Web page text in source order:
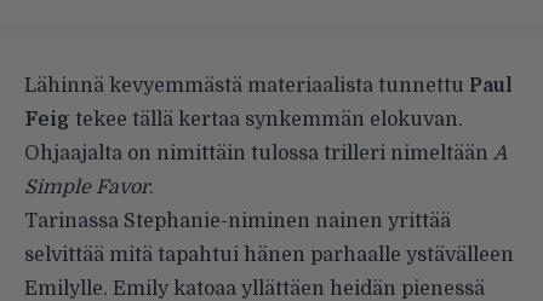
Lähinnä kevyemmästä materiaalista tunnettu Paul
Feig tekee tällä kertaa synkemmän elokuvan.
Ohjaajalta on nimittäin tulossa trilleri nimeltään A
Simple Favor.
Tarinassa Stephanie-niminen nainen yrittää
selvittää mitä tapahtui hänen parhaalle ystävälleen
Emilylle. Emily katoaa yllättäen heidän pienessä